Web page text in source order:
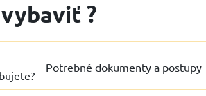
?
Potrebné dokumenty a postupy